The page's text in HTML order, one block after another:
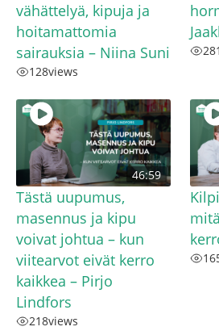
vähättelyä, kipuja ja
hoitamattomia
sairauksia – Niina Suni
128views
281
46:59
Tästä uupumus,
masennus ja kipu
voivat johtua – kun
viitearvot eivät kerro
kaikkea – Pirjo
Lindfors
218views